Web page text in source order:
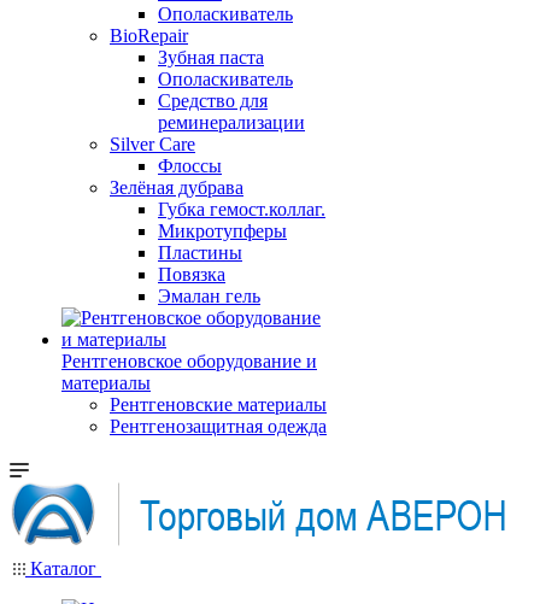
Ополаскиватель
BioRepair
Зубная паста
Ополаскиватель
Средство для
реминерализации
Silver Care
Флоссы
Зелёная дубрава
Губка гемост.коллаг.
Микротупферы
Пластины
Повязка
Эмалан гель
Рентгеновское оборудование и
материалы
Рентгеновские материалы
Рентгенозащитная одежда
Каталог